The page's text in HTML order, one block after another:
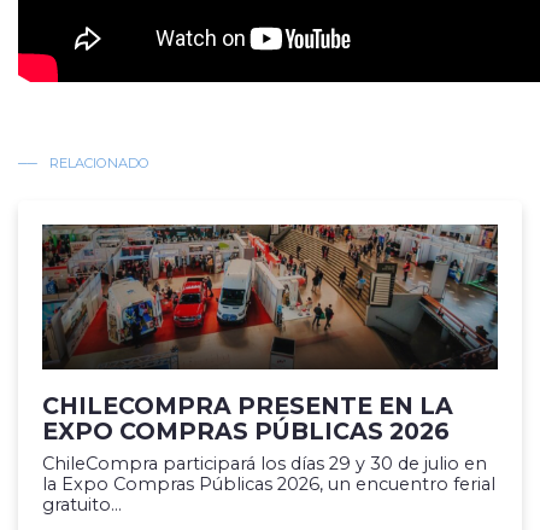
RELACIONADO
CHILECOMPRA PRESENTE EN LA
EXPO COMPRAS PÚBLICAS 2026
ChileCompra participará los días 29 y 30 de julio en
la Expo Compras Públicas 2026, un encuentro ferial
gratuito...